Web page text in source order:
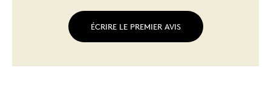
ÉCRIRE LE PREMIER AVIS